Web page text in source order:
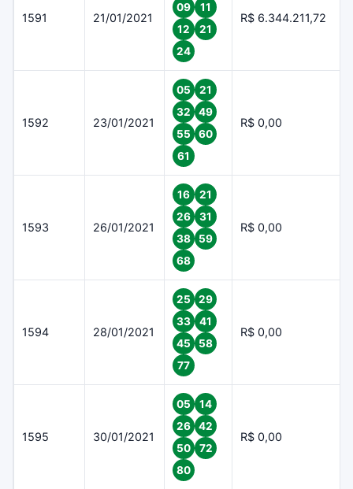
1591 21/01/2021
09
11
12
21
24
R$ 6.344.211,72
1592 23/01/2021
05
21
32
49
55
60
61
R$ 0,00
1593 26/01/2021
16
21
26
31
38
59
68
R$ 0,00
1594 28/01/2021
25
29
33
41
45
58
77
R$ 0,00
1595 30/01/2021
05
14
26
42
50
72
80
R$ 0,00